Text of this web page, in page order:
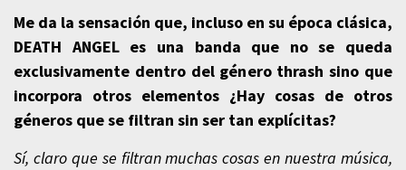
Me da la sensación que, incluso en su época clásica,
DEATH ANGEL es una banda que no se queda
exclusivamente dentro del género thrash sino que
incorpora otros elementos ¿Hay cosas de otros
géneros que se filtran sin ser tan explícitas?
Sí, claro que se filtran muchas cosas en nuestra música,